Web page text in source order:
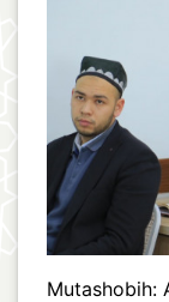
Mutashobih: